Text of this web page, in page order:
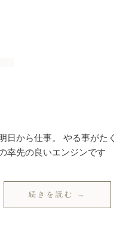
から仕事。 やる事がたく
幸先の良いエンジンです
続きを読む →